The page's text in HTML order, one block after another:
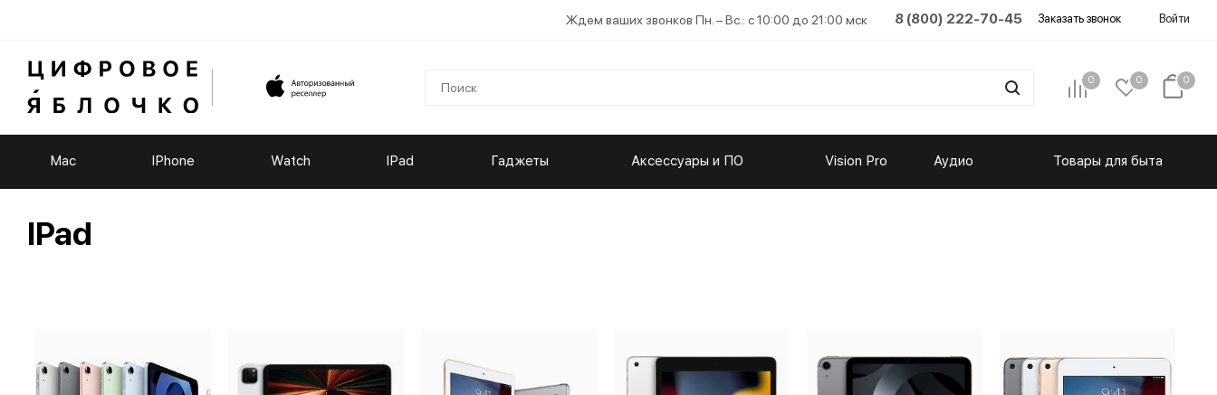
Войти
8 (800) 222-70-45 Заказать звонок
Ждем ваших звонков Пн. – Вс.: с 10:00 до 21:00 мск
0 0 0
Mac IPhone Watch IPad Гаджеты Аксессуары и ПО Vision Pro Аудио Товары для быта
IPad